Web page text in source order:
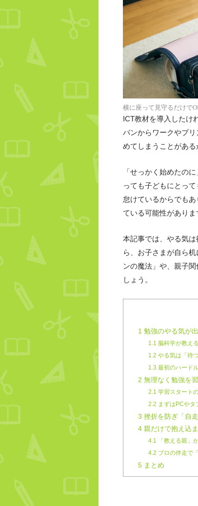
横に座って見守るだけで
ICT教材を導入したけ
バンからワークやプ
めてしまうことがある
「せっかく始めたの
っても子どもにとっ
怠けているからでも
ている可能性がありま
本記事では、やる気
ら、お子さまが自ら
ンの魔法」や、親子
しょう。
1 勉強のやる気が
1.1 脳科学が教え
1.2 やる気は「待
1.3 最初のハード
2 無理なく勉強を
2.1 学習スタート
2.2 まずはPCやタ
3 挫折を防ぎ「自
4 親だけで抱え込
4.1 「教える親」
4.2 プロの伴走で
5 まとめ